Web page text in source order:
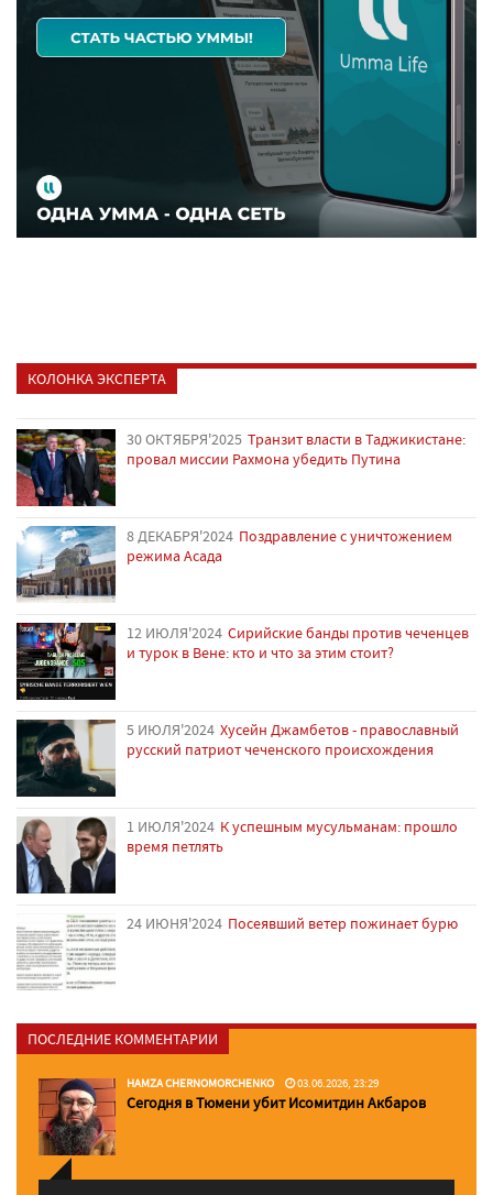
КОЛОНКА ЭКСПЕРТА
30 ОКТЯБРЯ'2025 Транзит власти в Таджикистане:
провал миссии Рахмона убедить Путина
8 ДЕКАБРЯ'2024 Поздравление с уничтожением
режима Асада
12 ИЮЛЯ'2024 Сирийские банды против чеченцев
и турок в Вене: кто и что за этим стоит?
5 ИЮЛЯ'2024 Хусейн Джамбетов - православный
русский патриот чеченского происхождения
1 ИЮЛЯ'2024 К успешным мусульманам: прошло
время петлять
24 ИЮНЯ'2024 Посеявший ветер пожинает бурю
ПОСЛЕДНИЕ КОММЕНТАРИИ
HAMZA CHERNOMORCHENKO 03.06.2026, 23:29
Сегодня в Тюмени убит Исомитдин Акбаров